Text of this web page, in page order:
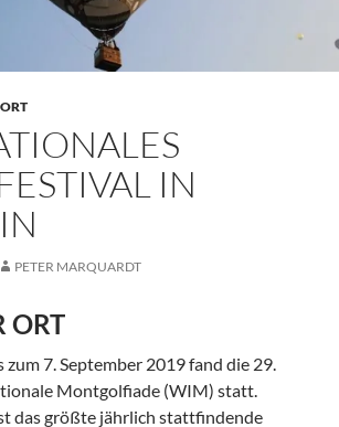
IN
PETER MARQUARDT
ORT
7. September 2019 fand die 29.
Montgolfiade (WIM) statt.
das größte jährlich stattfindende